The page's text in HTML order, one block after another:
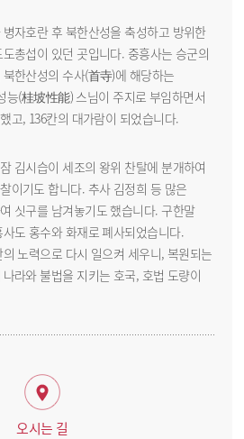
자호란 후 북한산성을 축성하고 방위한
총섭이 있던 곳입니다. 중흥사는 승군의
한산성의 수사(首寺)에 해당하는
능(桂坡性能) 스님이 주지로 부임하면서
고, 136칸의 대가람이 되었습니다.
김시습이 세조의 왕위 찬탈에 분개하여
이기도 합니다. 추사 김정희 등 많은
싯구를 남겨놓기도 했습니다. 구한말
도 홍수와 화재로 폐사되었습니다.
노력으로 다시 일으켜 세우니, 복원되는
라와 불법을 지키는 호국, 호법 도량이
오시는 길